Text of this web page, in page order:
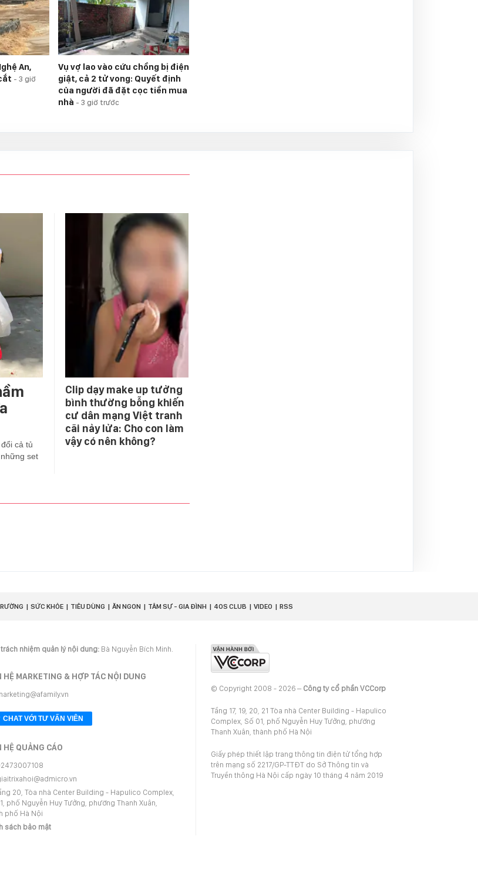
An,
- 3 giờ
Vụ vợ lao vào cứu chồng bị điện
giật, cả 2 tử vong: Quyết định
của người đã đặt cọc tiền mua
nhà - 3 giờ trước
cả tủ
set
Clip dạy make up tưởng
bình thường bỗng khiến
cư dân mạng Việt tranh
cãi nảy lửa: Cho con làm
vậy có nên không?
SỨC KHỎE TIÊU DÙNG ĂN NGON TÂM SỰ - GIA ĐÌNH 40S CLUB VIDEO RSS
trách nhiệm quản lý nội dung: Bà Nguyễn Bích Minh.
HỆ MARKETING & HỢP TÁC NỘI DUNG
CHAT VỚI TƯ VẤN VIÊN
HỆ QUẢNG CÁO
20, Tòa nhà Center Building - Hapulico Complex,
phố Nguyễn Huy Tưởng, phường Thanh Xuân,
phố Hà Nội
sách bảo mật
© Copyright 2008 - 2026 – Công ty cổ phần VCCorp
Tầng 17, 19, 20, 21 Tòa nhà Center Building - Hapulico
Complex, Số 01, phố Nguyễn Huy Tưởng, phường
Thanh Xuân, thành phố Hà Nội
Giấy phép thiết lập trang thông tin điện tử tổng hợp
trên mạng số 2217/GP-TTĐT do Sở Thông tin và
Truyền thông Hà Nội cấp ngày 10 tháng 4 năm 2019